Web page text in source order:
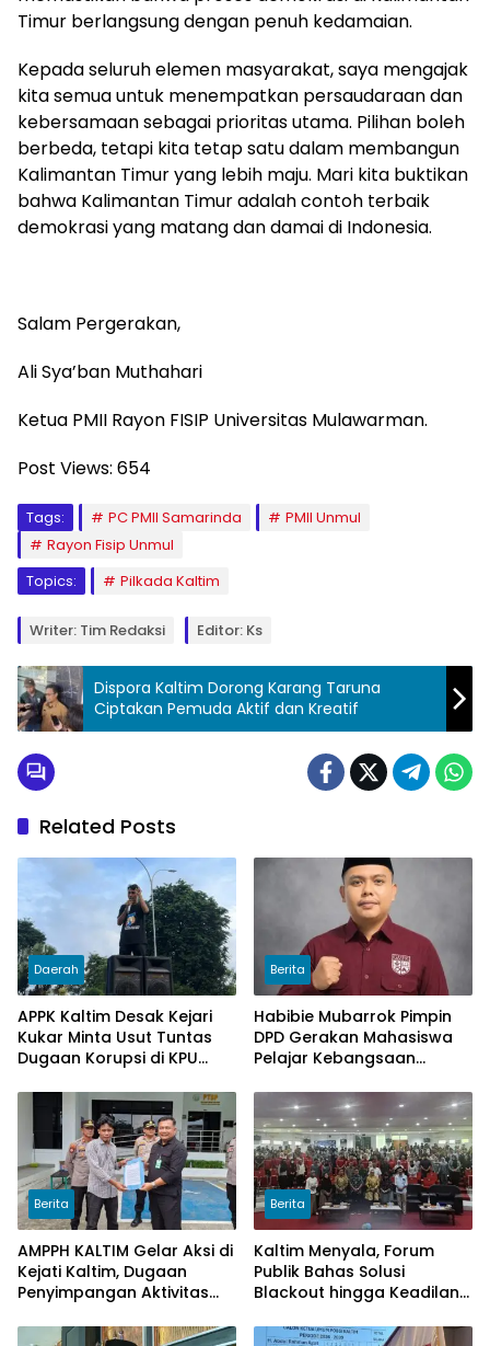
Timur berlangsung dengan penuh kedamaian.
Kepada seluruh elemen masyarakat, saya mengajak
kita semua untuk menempatkan persaudaraan dan
kebersamaan sebagai prioritas utama. Pilihan boleh
berbeda, tetapi kita tetap satu dalam membangun
Kalimantan Timur yang lebih maju. Mari kita buktikan
bahwa Kalimantan Timur adalah contoh terbaik
demokrasi yang matang dan damai di Indonesia.
Salam Pergerakan,
Ali Sya’ban Muthahari
Ketua PMII Rayon FISIP Universitas Mulawarman.
Post Views: 654
Tags: PC PMII Samarinda
PMII Unmul
Rayon Fisip Unmul
Topics:
Pilkada Kaltim
Writer: Tim Redaksi Editor: Ks
Dispora Kaltim Dorong Karang Taruna
Ciptakan Pemuda Aktif dan Kreatif
Related Posts
Daerah
APPK Kaltim Desak Kejari
Kukar Minta Usut Tuntas
Dugaan Korupsi di KPU
Dana Hibah PSU Kukar
Tahun 2025
Berita
Habibie Mubarrok Pimpin
DPD Gerakan Mahasiswa
Pelajar Kebangsaan
Berita
AMPPH KALTIM Gelar Aksi di
Kejati Kaltim, Dugaan
Penyimpangan Aktivitas
Sawit di Logpond Tubaan
Berita
Kaltim Menyala, Forum
Publik Bahas Solusi
Blackout hingga Keadilan